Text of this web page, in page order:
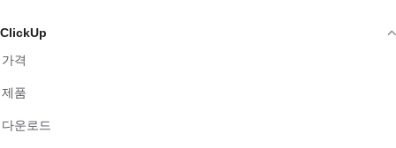
ClickUp
가격
제품
다운로드